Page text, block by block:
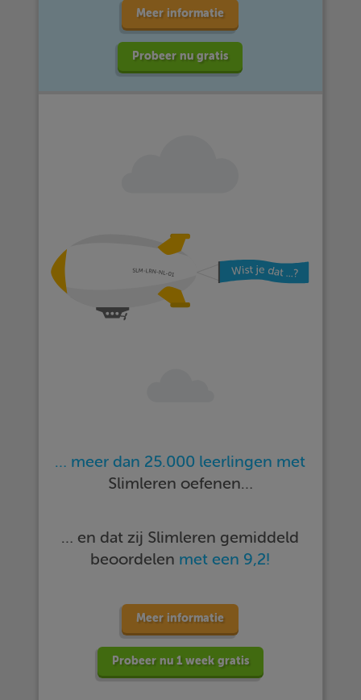
Meer informatie
Probeer nu gratis
… meer dan 25.000 leerlingen met
Slimleren oefenen…
… en dat zij Slimleren gemiddeld
beoordelen met een 9,2!
Meer informatie
Probeer nu 1 week gratis